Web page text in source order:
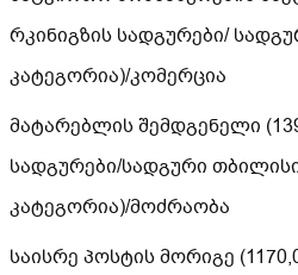
რკინიგზის სადგურები/
კატეგორია)/კომერცია
მატარებლის შემდგენელი
სადგურები/სადგური
კატეგორია)/მოძრაობა
საისრე პოსტის მორიგე